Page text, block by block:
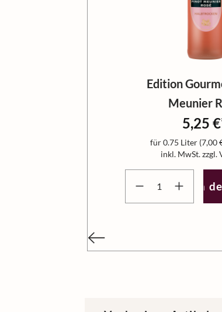
Edition
Meunier
5,25
für0.75 Liter (7,00
inkl. MwSt. zzgl.
In